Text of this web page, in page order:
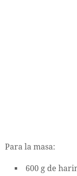
Para la masa:
600 g de